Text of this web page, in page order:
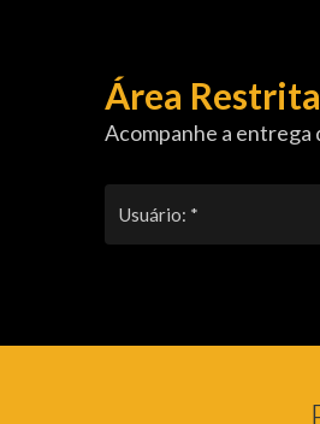
Área Restrita
Acompanhe a entrega